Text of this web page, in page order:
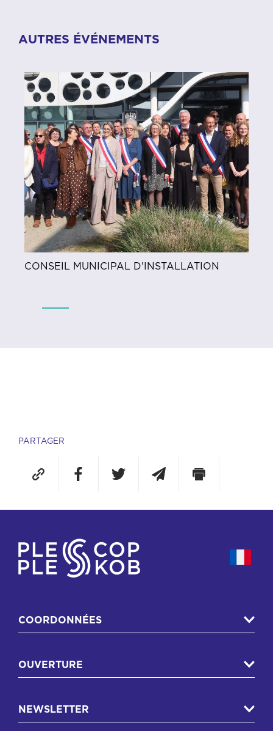
AUTRES ÉVÉNEMENTS
CONSEIL MUNICIPAL D'INSTALLATION
PARTAGER
COORDONNÉES
OUVERTURE
NEWSLETTER